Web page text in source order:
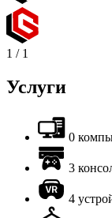
1 / 1
Услуги
0
3
4